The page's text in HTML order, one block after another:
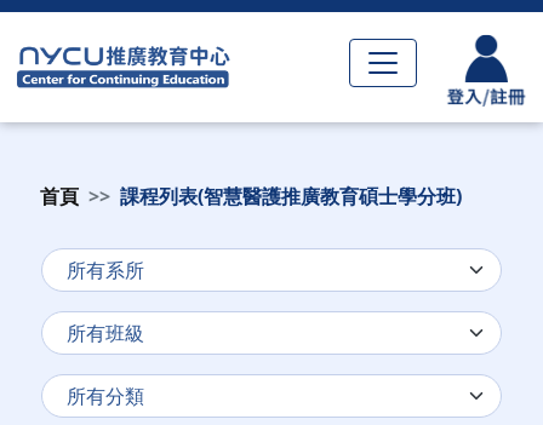
首頁 課程列表(智慧醫護推廣教育碩士學分班)